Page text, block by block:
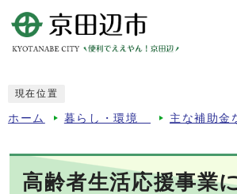
現在位置
ホーム 暮らし・環境 主な補助金
高齢者生活応援事業